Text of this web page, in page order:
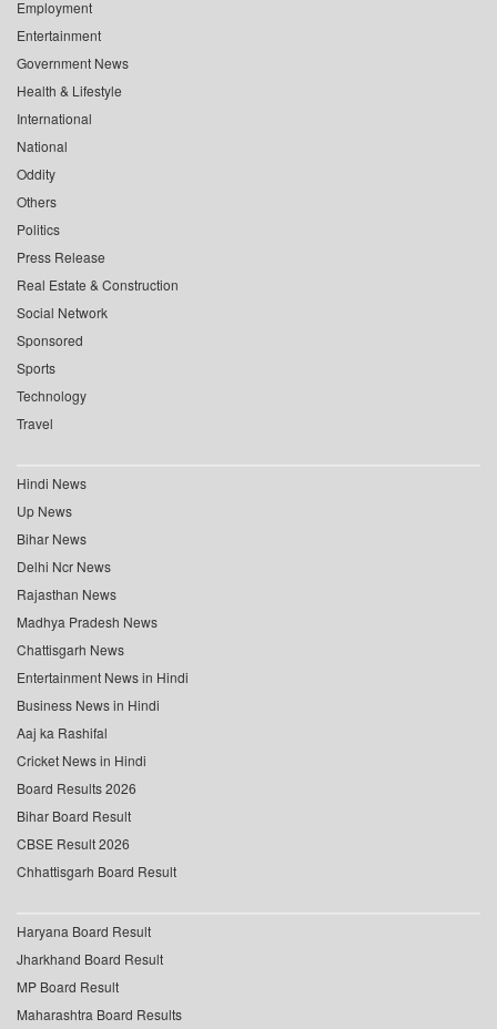
Employment
Entertainment
Government News
Health & Lifestyle
International
National
Oddity
Others
Politics
Press Release
Real Estate & Construction
Social Network
Sponsored
Sports
Technology
Travel
Hindi News
Up News
Bihar News
Delhi Ncr News
Rajasthan News
Madhya Pradesh News
Chattisgarh News
Entertainment News in Hindi
Business News in Hindi
Aaj ka Rashifal
Cricket News in Hindi
Board Results 2026
Bihar Board Result
CBSE Result 2026
Chhattisgarh Board Result
Haryana Board Result
Jharkhand Board Result
MP Board Result
Maharashtra Board Results